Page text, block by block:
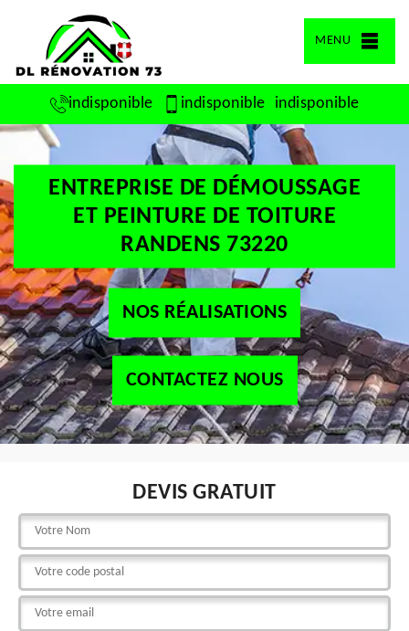
MENU
indisponible indisponible indisponible
ENTREPRISE DE DÉMOUSSAGE
ET PEINTURE DE TOITURE
RANDENS 73220
NOS RÉALISATIONS
CONTACTEZ NOUS
DEVIS GRATUIT